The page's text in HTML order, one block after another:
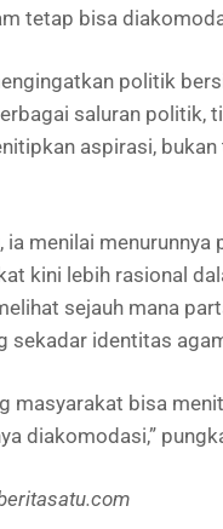
tetap bisa
politik
saluran politik,
aspirasi,
ia menilai
kini lebih rasional
sejauh mana
sekadar identitas
masyarakat bisa
diakomodasi,”